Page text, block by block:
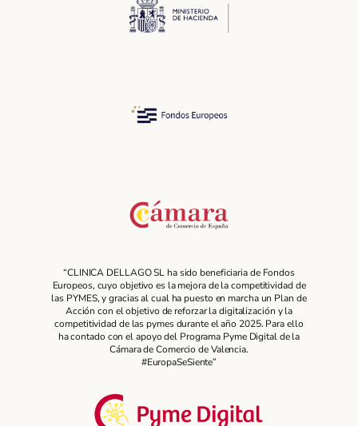
“CLINICA DELLAGO SL ha sido beneficiaria de Fondos
Europeos, cuyo objetivo es la mejora de la competitividad de
las PYMES, y gracias al cual ha puesto en marcha un Plan de
Acción con el objetivo de reforzar la digitalización y la
competitividad de las pymes durante el año 2025. Para ello
ha contado con el apoyo del Programa Pyme Digital de la
Cámara de Comercio de Valencia.
#EuropaSeSiente”